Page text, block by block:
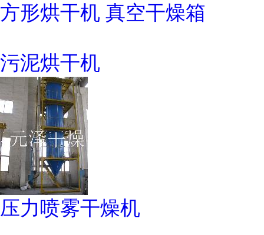
方形烘干机 真空干燥箱
污泥烘干机
压力喷雾干燥机